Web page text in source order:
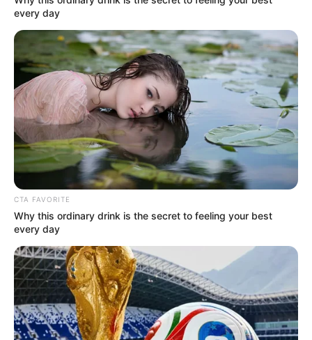
Basta alguien que te escuche de verdad, que te
mire sin juzgar, que te haga sentir suficiente tal
y como eres.
Citas a los 18 es atreverse. Atreverse a conocer
personas nuevas, a salir de la zona de confort,
a abrir el corazón aun sabiendo que puede
doler. Porque incluso el dolor enseña. Porque
cada cita es una lección. Cada historia, aunque
no dure para siempre, deja algo valioso.
every day
CTA FAVORITE
Why this ordinary drink is the secret to feeling your best
every day